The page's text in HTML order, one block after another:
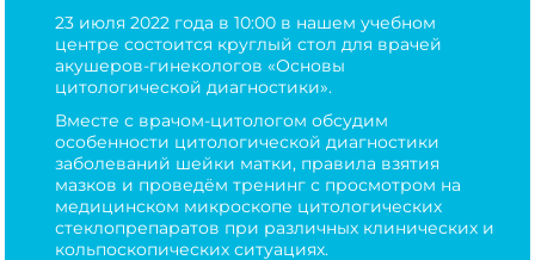
23 июля 2022 года в 10:00 в нашем учебном
центре состоится круглый стол для врачей
акушеров-гинекологов «Основы
цитологической диагностики».
Вместе с врачом-цитологом обсудим
особенности цитологической диагностики
заболеваний шейки матки, правила взятия
мазков и проведём тренинг с просмотром на
медицинском микроскопе цитологических
стеклопрепаратов при различных клинических и
кольпоскопических ситуациях.